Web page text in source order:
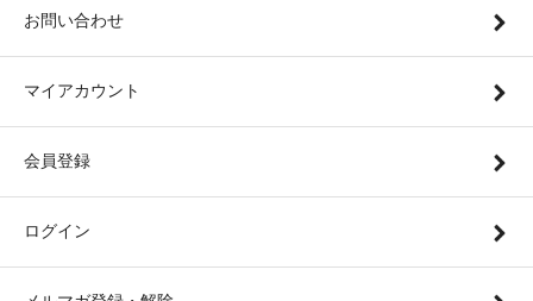
お問い合わせ
マイアカウント
会員登録
ログイン